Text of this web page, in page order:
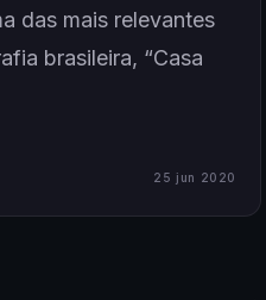
das mais relevantes
brasileira, “Casa
25 jun 2020